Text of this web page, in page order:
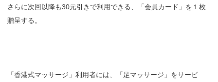
さらに次回以降も30元引きで利用できる、「会員カード」を１枚
贈呈する。
「香港式マッサージ」利用者には、「足マッサージ」をサービ